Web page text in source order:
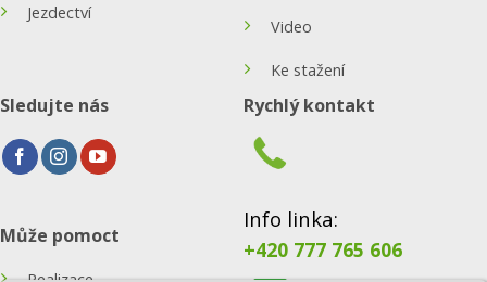
Jezdectví
Video
Ke stažení
Sledujte nás
Může pomoct
Rychlý kontakt
Info linka:
+420 777 765 606